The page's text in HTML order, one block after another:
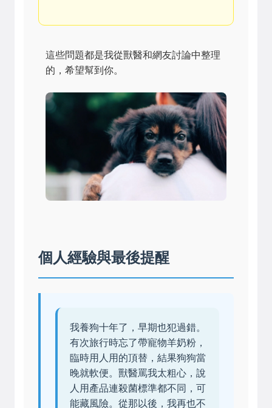
這些問題都是我從獸醫和網友討論中整理
的，希望幫到你。
個人經驗與最後提醒
我養狗十年了，早期也犯過錯。
有次旅行時忘了帶寵物羊奶粉，
臨時用人用的頂替，結果狗狗當
晚就軟便。獸醫罵我太粗心，說
人用產品連殺菌標準都不同，可
能藏風險。從那以後，我再也不